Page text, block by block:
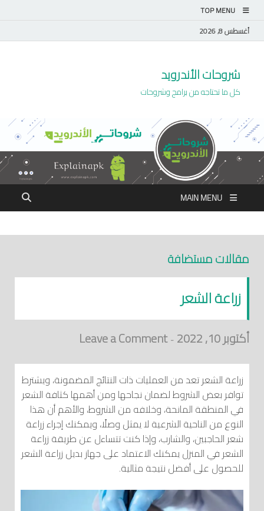
TOP MENU
أغسطس 8, 2026
شروحات الأندرويد
كل ما تحتاجه من برامج وشروحات
MAIN MENU
مقالات مستضافة
زراعة الشعر
أكتوبر 10, 2022 -
Leave a Comment
زراعة الشعر تعد من العمليات ذات النتائج المضمونة، ويشترط
توافر بعض الشروط لضمان نجاحها ومن أهمها كثافة الشعر
في المنطقة المانحة، وخلافه من الشروط، والأهم أن هذا
النوع من الناحية الشرعية لا يمثل وصلًا، ويمكنك إجراء زراعة
شعر الحاجبين، والشارب، وإذا كنت تتساءل عن طريقة زراعة
الشعر في المنزل يمكنك الاعتماد على جهاز بديل زراعة الشعر
للحصول على أفضل نتيجة مثالية.